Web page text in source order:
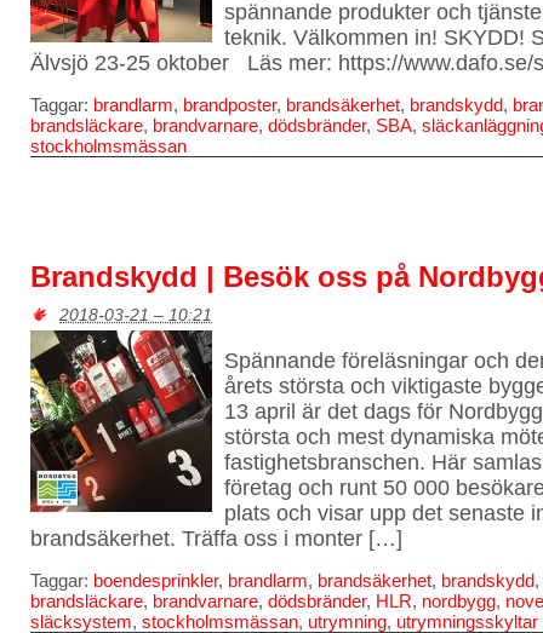
spännande produkter och
teknik. Välkommen in! SKYDD!
Älvsjö 23-25 oktober Läs mer: https://www.dafo.se/
Taggar: brandlarm, brandposter, brandsäkerhet, brandskydd,
brandsläckare, brandvarnare, dödsbränder, SBA,
stockholmsmässan
Brandskydd | Besök oss på
2018-03-21 – 10:21
Spännande föreläsningar och
årets största och viktigaste
13 april är det dags för
största och mest dynamiska
fastighetsbranschen. Här
företag och runt 50 000
plats och visar upp det senaste
brandsäkerhet. Träffa oss i monter […]
Taggar: boendesprinkler, brandlarm, brandsäkerhet, brandskydd,
brandsläckare, brandvarnare, dödsbränder, HLR, nordbygg,
släcksystem, stockholmsmässan, utrymning, utrymningsskyltar